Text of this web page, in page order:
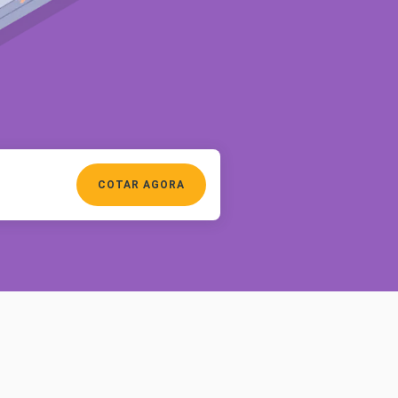
e Assistências
Seguro Vida
e Assistências Vida
COTAR AGORA